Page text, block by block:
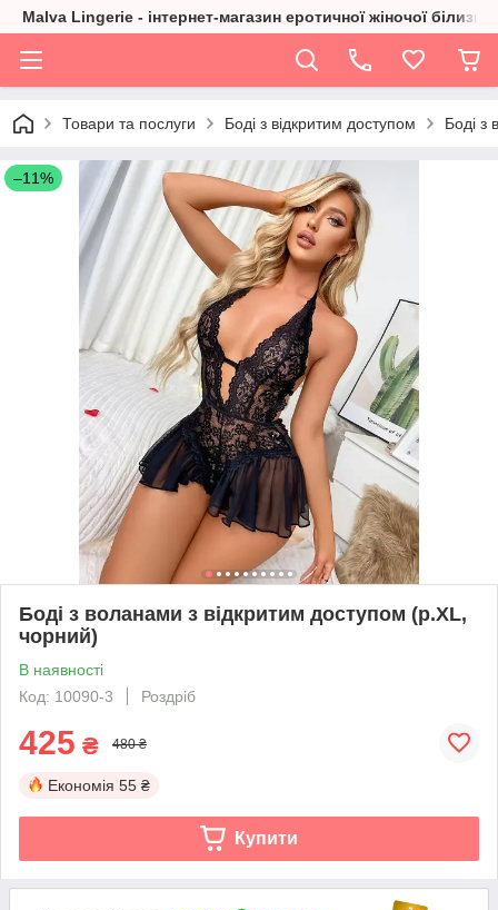
Malva Lingerie - інтернет-магазин еротичної жіночої білизни
Товари та послуги Боді з відкритим доступом Боді з
–11%
Боді з воланами з відкритим доступом (р.XL,
чорний)
В наявності
Код: 10090-3
Роздріб
425 ₴ 480 ₴
Економія 55 ₴
Купити